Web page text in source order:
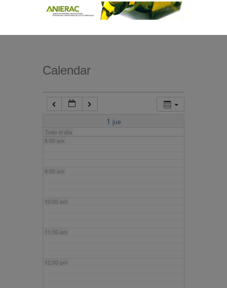
Calendar
1 jue
Todo el día
7:00 am
8:00 am
9:00 am
10:00 am
11:00 am
12:00 pm